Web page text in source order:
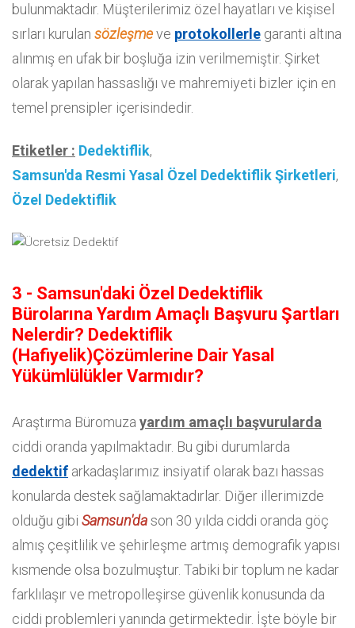
bulunmaktadır. Müşterilerimiz özel hayatları ve kişisel
sırları kurulan sözleşmeve protokollerle garanti altına
alınmış en ufak bir boşluğa izin verilmemiştir. Şirket
olarak yapılan hassaslığı ve mahremiyeti bizler için en
temel prensipler içerisindedir.
Etiketler : Dedektiflik,
Samsun'da Resmi Yasal Özel Dedektiflik Şirketleri,
Özel Dedektiflik
3 - Samsun'daki Özel Dedektiflik
Bürolarına Yardım Amaçlı Başvuru Şartları
Nelerdir? Dedektiflik
(Hafiyelik)Çözümlerine Dair Yasal
Yükümlülükler Varmıdır?
Araştırma Büromuza yardım amaçlı başvurularda
ciddi oranda yapılmaktadır. Bu gibi durumlarda
dedektif arkadaşlarımız insiyatif olarak bazı hassas
konularda destek sağlamaktadırlar. Diğer illerimizde
olduğu gibi Samsun'dason 30 yılda ciddi oranda göç
almış çeşitlilik ve şehirleşme artmış demografik yapısı
kısmende olsa bozulmuştur. Tabiki bir toplum ne kadar
farklılaşır ve metropolleşirse güvenlik konusunda da
ciddi problemleri yanında getirmektedir. İşte böyle bir